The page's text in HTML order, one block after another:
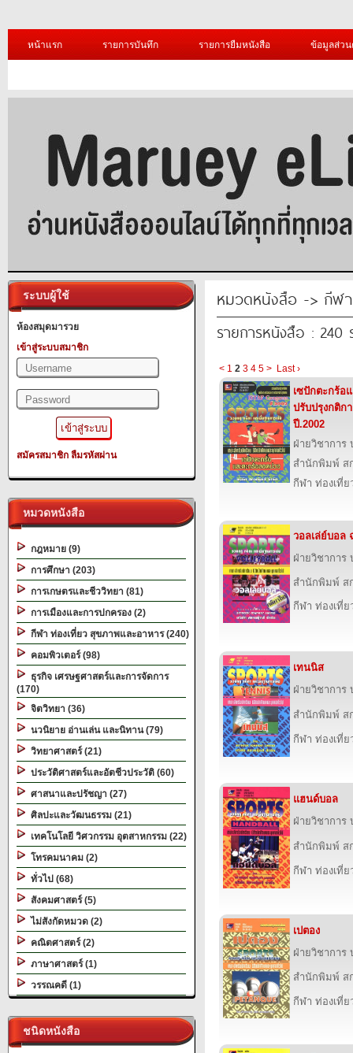
หน้าแรก รายการบันทึก รายการยืมหนังสือ ข้อมูลส่ว
ระบบผู้ใช้
ห้องสมุดมารวย
เข้าสู่ระบบสมาชิก
สมัครสมาชิก ลืมรหัสผ่าน
หมวดหนังสือ
กฎหมาย (9)
การศึกษา (203)
การเกษตรและชีววิทยา (81)
การเมืองและการปกครอง (2)
กีฬา ท่องเที่ยว สุขภาพและอาหาร (240)
คอมพิวเตอร์ (98)
ธุรกิจ เศรษฐศาสตร์และการจัดการ
(170)
จิตวิทยา (36)
นวนิยาย อ่านเล่น และนิทาน (79)
วิทยาศาสตร์ (21)
ประวัติศาสตร์และอัตชีวประวัติ (60)
ศาสนาและปรัชญา (27)
ศิลปะและวัฒนธรรม (21)
เทคโนโลยี วิศวกรรม อุตสาหกรรม (22)
โทรคมนาคม (2)
ทั่วไป (68)
สังคมศาสตร์ (5)
ไม่สังกัดหมวด (2)
คณิตศาสตร์ (2)
ภาษาศาสตร์ (1)
วรรณคดี (1)
ชนิดหนังสือ
หมวดหนังสือ -> กีฬา
รายการหนังสือ : 240
< 1 2 3 4 5 > Last ›
เซปักตะกร้อ
ปรับปรุงกติก
ปี.2002
ฝ่ายวิชาการ
สำนักพิมพ์ ส
กีฬา ท่องเที่
วอลเล่ย์บอล
ฝ่ายวิชาการ
สำนักพิมพ์ ส
กีฬา ท่องเที่
เทนนิส
ฝ่ายวิชาการ
สำนักพิมพ์ ส
กีฬา ท่องเที่
แฮนด์บอล
ฝ่ายวิชาการ
สำนักพิมพ์ ส
กีฬา ท่องเที่
เปตอง
ฝ่ายวิชาการ
สำนักพิมพ์ ส
กีฬา ท่องเที่